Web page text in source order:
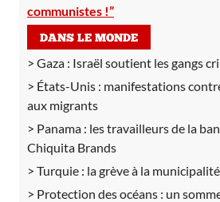
communistes !”
DANS LE MONDE
Gaza : Israël soutient les gangs
États-Unis : manifestations
aux migrants
Panama : les travailleurs de la
Chiquita Brands
Turquie : la grève à la
Protection des océans : un